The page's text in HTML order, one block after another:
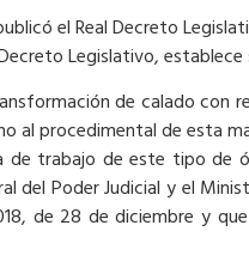
el Real Decreto
Legislativo,
de calado con
al procedimental de esta
trabajo de este tipo de
del Poder Judicial y el
de 28 de diciembre y